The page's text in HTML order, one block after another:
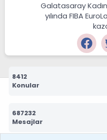
Galatasaray
yılında FIBA
8412
Konular
687232
Mesajlar